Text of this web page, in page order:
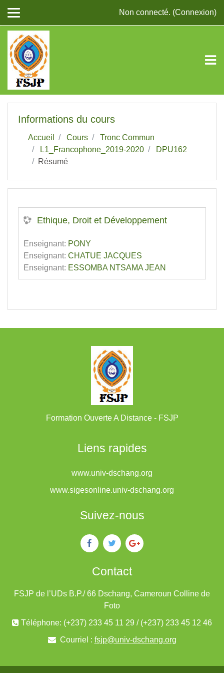
Non connecté. (Connexion)
Informations du cours
Accueil Cours
Tronc Commun
L1_Francophone_2019-2020
DPU162
Résumé
Ethique, Droit et Développement
Enseignant: PONY
Enseignant: CHATUE JACQUES
Enseignant: ESSOMBA NTSAMA JEAN
Formation Ouverte A Distance - FSJP
Liens rapides
www.univ-dschang.org
www.sigesonline.univ-dschang.org
Suivez-nous
Contact
FSJP de l’UDs B.P./ 66 Dschang, Cameroun Colline de
Foto
Téléphone: (+237) 233 45 11 29 / (+237) 233 45 12 46
Courriel : fsjp@univ-dschang.org